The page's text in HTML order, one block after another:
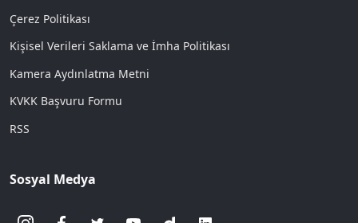
Çerez Politikası
Kişisel Verileri Saklama ve İmha Politikası
Kamera Aydınlatma Metni
KVKK Başvuru Formu
RSS
Sosyal Medya